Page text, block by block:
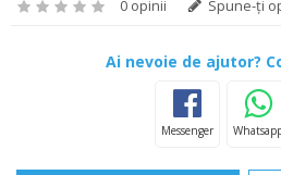
0 opinii Spune-ţi
Ai nevoie de ajutor?
Messenger